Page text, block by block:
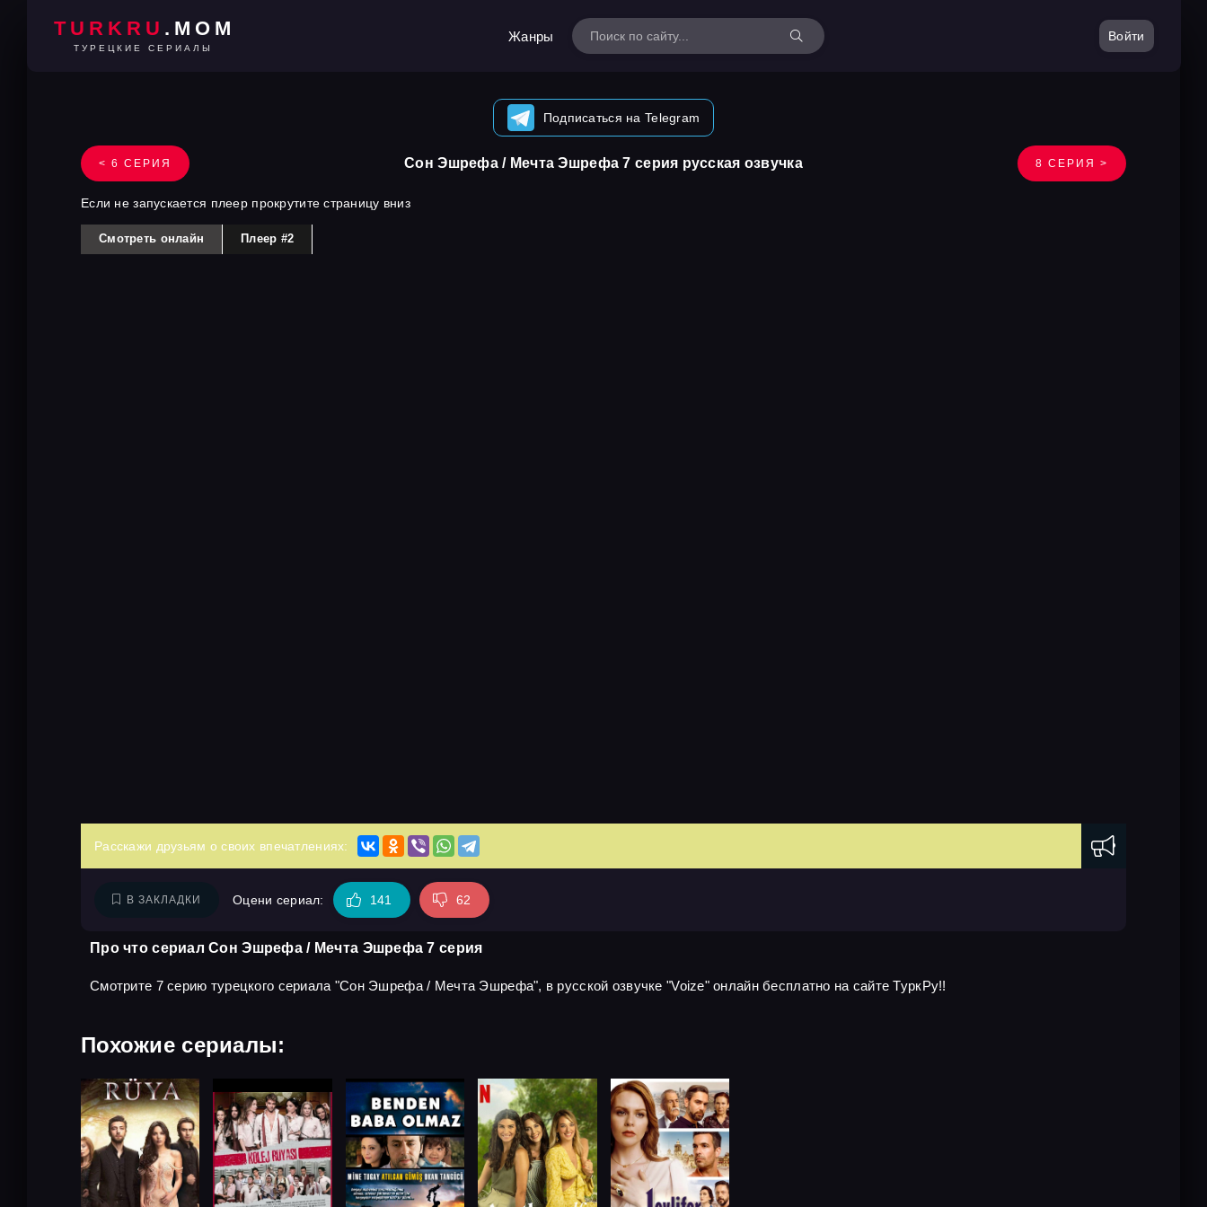
TURKRU .MOM
ТУРЕЦКИЕ СЕРИАЛЫ
Жанры Войти
Подписаться на Telegram
< 6 СЕРИЯ Сон Эшрефа / Мечта Эшрефа 7 серия русская озвучка 8 СЕРИЯ >
Если не запускается плеер прокрутите страницу вниз
Смотреть онлайн Плеер #2
Расскажи друзьям о своих впечатлениях:
В ЗАКЛАДКИ Оцени сериал: 141 62
Про что сериал Сон Эшрефа / Мечта Эшрефа 7 серия
Смотрите 7 серию турецкого сериала "Сон Эшрефа / Мечта Эшрефа", в русской озвучке "Voize" онлайн бесплатно на сайте ТуркРу!!
Похожие сериалы: